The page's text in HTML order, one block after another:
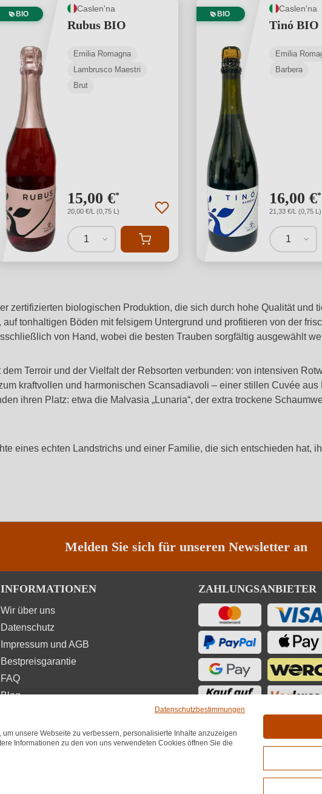
BIO
Caslen'na
Rubus BIO
Emilia Romagna
Lambrusco Maestri
Brut
15,00 €*
20,00 €/L (0,75 L)
1
BIO
Caslen'na
Tinó BIO
Emilia
Barbera
16,00 €*
21,33 €/L (0,75 L)
1
zertifizierten biologischen Produktion, die sich durch hohe Qualität und
tonhaltigen Böden mit felsigem Untergrund und profitieren von der
von Hand, wobei die besten Trauben sorgfältig ausgewählt
Terroir und der Vielfalt der Rebsorten verbunden: von intensiven
kraftvollen und harmonischen Scansadiavoli – einer stillen Cuvée
ihren Platz: etwa die Malvasia „Lunaria“, der extra trockene
eines echten Landstrichs und einer Familie, die sich entschieden hat,
Melden Sie sich für unseren Newsletter an
INFORMATIONEN
Wir über uns
Datenschutz
Impressum und AGB
Bestpreisgarantie
FAQ
Blog
ZAHLUNGSANBIETER
BEWERTUNGEN
Datenschutzbestimmungen
unsere Webseite zu verbessern, personalisierte Inhalte anzuzeigen
Informationen zu den von uns verwendeten Cookies öffnen Sie die